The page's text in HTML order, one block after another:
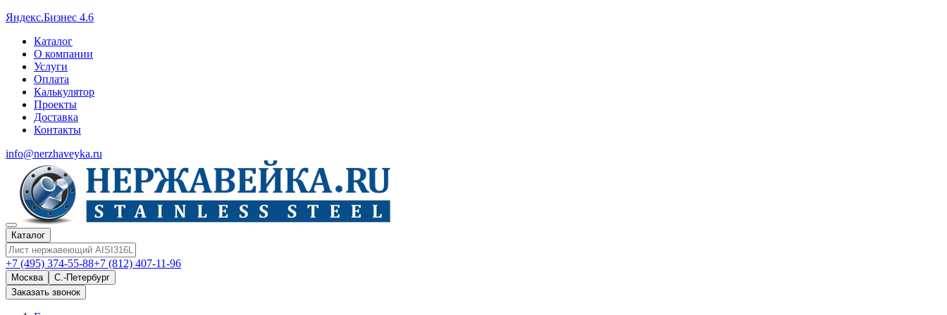
Яндекс.Бизнес 4.6
Каталог
О компании
Услуги
Оплата
Калькулятор
Проекты
Доставка
Контакты
info@nerzhaveyka.ru
Каталог
+7 (495) 374-55-88+7 (812) 407-11-96
Москва
С.-Петербург
Заказать звонок